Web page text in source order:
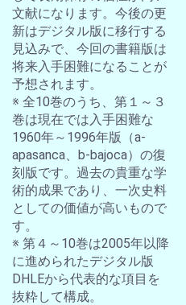
文献になります。今後の更
新はデジタル版に移行する
見込みで、今回の書籍版は
将来入手困難になることが
予想されます。
※ 全10巻のうち、第１～３
巻は現在では入手困難な
1960年～1996年版（a-
apasanca、b-bajoca）の復
刻版です。過去の貴重な学
術的成果であり、一次史料
としての価値が高いもので
す。
※ 第４～10巻は2005年以降
に進められたデジタル版
DHLEから代表的な項目を
抜粋して構成。